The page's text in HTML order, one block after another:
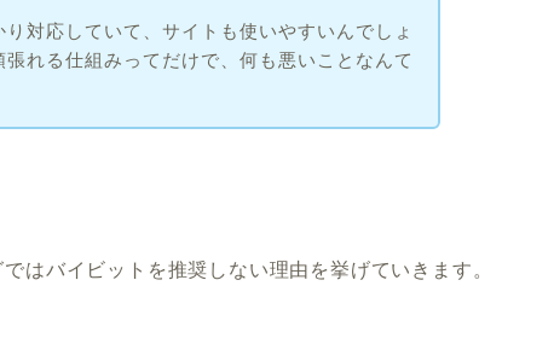
り対応していて、サイトも使いやすいんでしょ
張れる仕組みってだけで、何も悪いことなんて
はバイビットを推奨しない理由を挙げていきます。